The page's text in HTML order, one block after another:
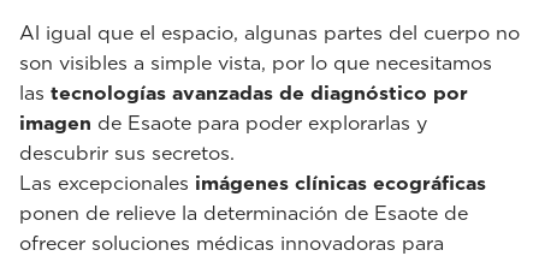
Al igual que el espacio, algunas partes del cuerpo no
son visibles a simple vista, por lo que necesitamos
las tecnologías avanzadas de diagnóstico por
imagen de Esaote para poder explorarlas y
descubrir sus secretos.
Las excepcionales imágenes clínicas ecográficas
ponen de relieve la determinación de Esaote de
ofrecer soluciones médicas innovadoras para